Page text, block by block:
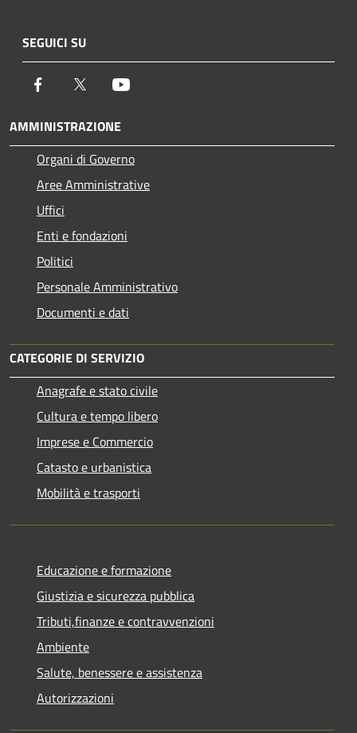
SEGUICI SU
Facebook Twitter
AMMINISTRAZIONE
Organi di Governo
Aree Amministrative
Uffici
Enti e fondazioni
Politici
Personale Amministrativo
Documenti e dati
CATEGORIE DI SERVIZIO
Anagrafe e stato civile
Cultura e tempo libero
Imprese e Commercio
Catasto e urbanistica
Mobilità e trasporti
Educazione e formazione
Giustizia e sicurezza pubblica
Tributi,finanze e contravvenzioni
Ambiente
Salute, benessere e assistenza
Autorizzazioni